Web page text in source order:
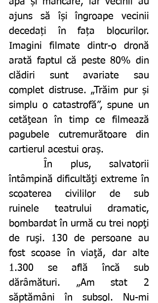
ajuns să își îngroape vecinii
decedați în fața blocurilor.
Imagini filmate dintr-o dronă
arată faptul că peste 80% din
clădiri sunt avariate sau
complet distruse. „Trăim pur și
simplu o catastrofă”, spune un
cetăţean în timp ce filmează
pagubele cutremurătoare din
cartierul acestui oraș.
	În plus, salvatorii
întâmpină dificultăţi extreme în
scoaterea civililor de sub
ruinele teatrului dramatic,
bombardat în urmă cu trei nopţi
de ruşi. 130 de persoane au
fost scoase în viaţă, dar alte
1.300 se află încă sub
dărâmături. „Am stat 2
săptămâni în subsol. Nu-mi